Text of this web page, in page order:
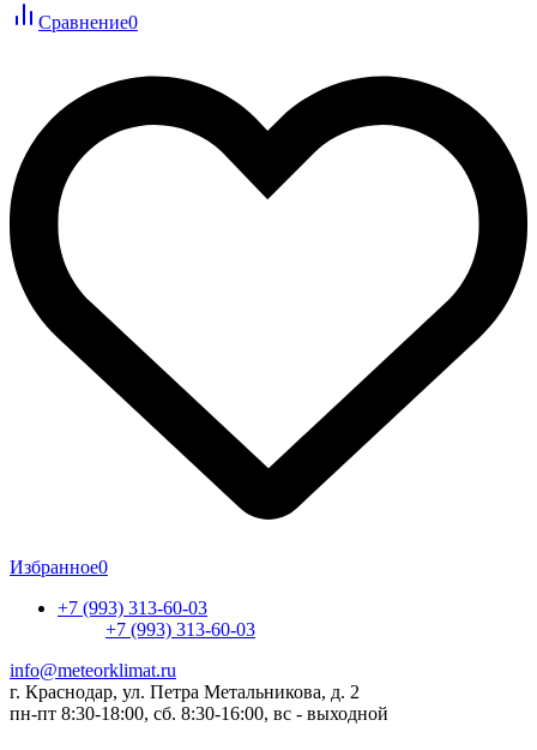
Сравнение0
Избранное0
+7 (993) 313-60-03
+7 (993) 313-60-03
info@meteorklimat.ru
г. Краснодар, ул. Петра Метальникова, д. 2
пн-пт 8:30-18:00, сб. 8:30-16:00, вс - выходной